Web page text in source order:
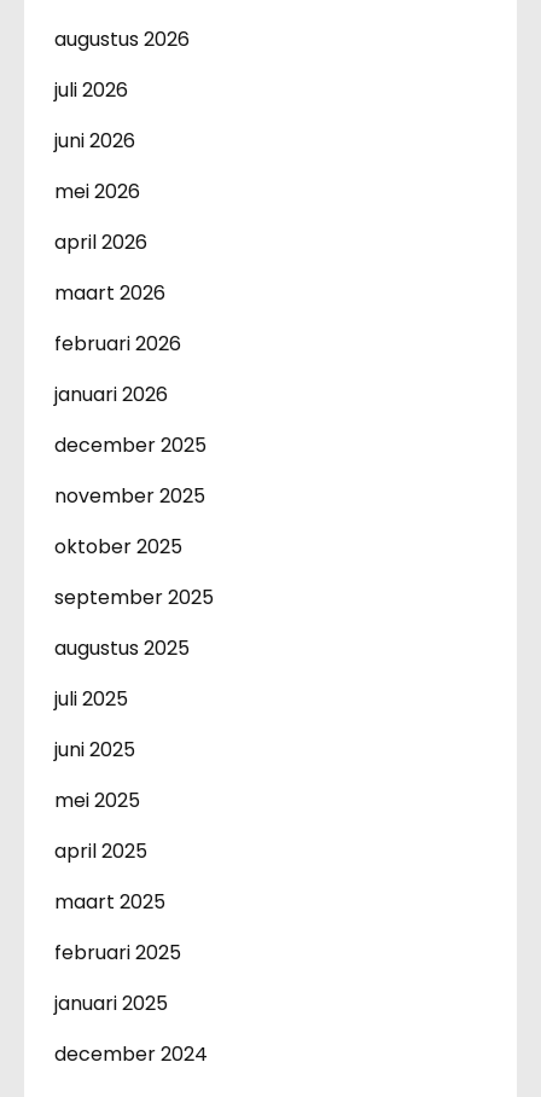
augustus 2026
juli 2026
juni 2026
mei 2026
april 2026
maart 2026
februari 2026
januari 2026
december 2025
november 2025
oktober 2025
september 2025
augustus 2025
juli 2025
juni 2025
mei 2025
april 2025
maart 2025
februari 2025
januari 2025
december 2024